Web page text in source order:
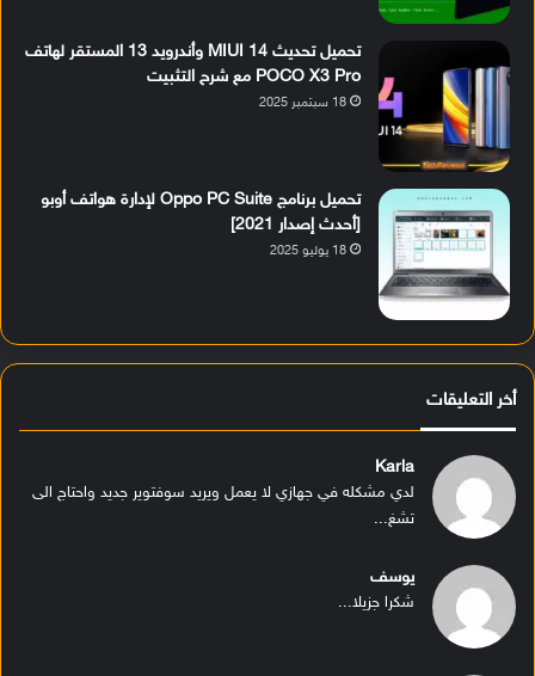
تحميل تحديث MIUI 14 وأندرويد 13 المستقر لهاتف
POCO X3 Pro مع شرح التثبيت
18 سبتمبر 2025
تحميل برنامج Oppo PC Suite لإدارة هواتف أوبو
[أحدث إصدار 2021]
18 يوليو 2025
أخر التعليقات
Karla
لدي مشكله في جهازي لا يعمل ويريد سوفتوير جديد واحتاج الى
تشغ...
يوسف
شكرا جزيلا...